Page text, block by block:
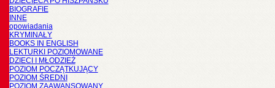
BIOGRAFIE
INNE
opowiadania
KRYMINAŁY
BOOKS IN ENGLISH
LEKTURKI POZIOMOWANE
DZIECI I MŁODZIEŻ
POZIOM POCZĄTKUJĄCY
POZIOM ŚREDNI
POZIOM ZAAWANSOWANY